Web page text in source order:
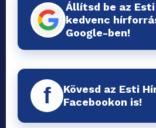
Állítsd be az
kedvenc
Google-ben!
f
Kövesd az Esti
Facebookon is!